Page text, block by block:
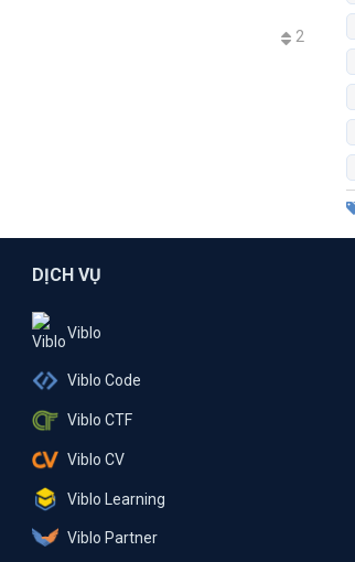
2
DỊCH VỤ
Viblo
Viblo Code
Viblo CTF
Viblo CV
Viblo Learning
Viblo Partner